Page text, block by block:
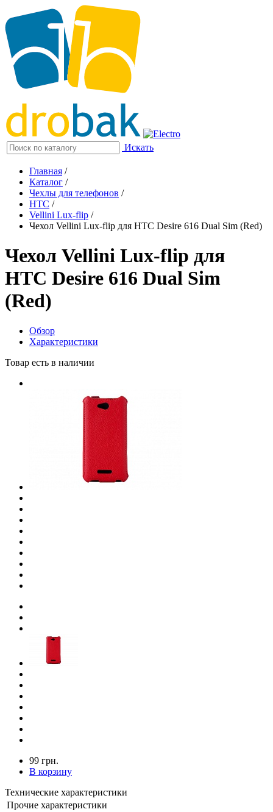
Искать
Главная /
Каталог /
Чехлы для телефонов /
HTC /
Vellini Lux-flip /
Чехол Vellini Lux-flip для HTC Desire 616 Dual Sim (Red)
Чехол Vellini Lux-flip для
HTC Desire 616 Dual Sim
(Red)
Обзор
Характеристики
Товар есть в наличии
99 грн.
В корзину
Технические характеристики
Прочие характеристики